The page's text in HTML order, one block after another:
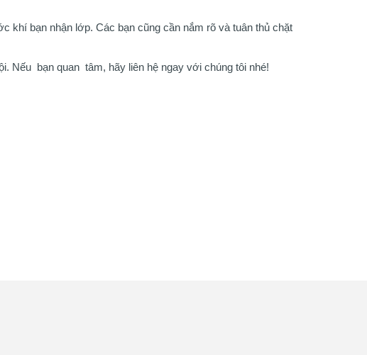
bạn nhận lớp. Các bạn cũng cần nắm rõ và tuân thủ chặt
Nếu bạn quan tâm, hãy liên hệ ngay với chúng tôi nhé!